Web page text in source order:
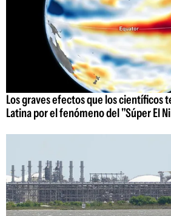
Los graves efectos que los científicos
Latina por el fenómeno del "Súper El